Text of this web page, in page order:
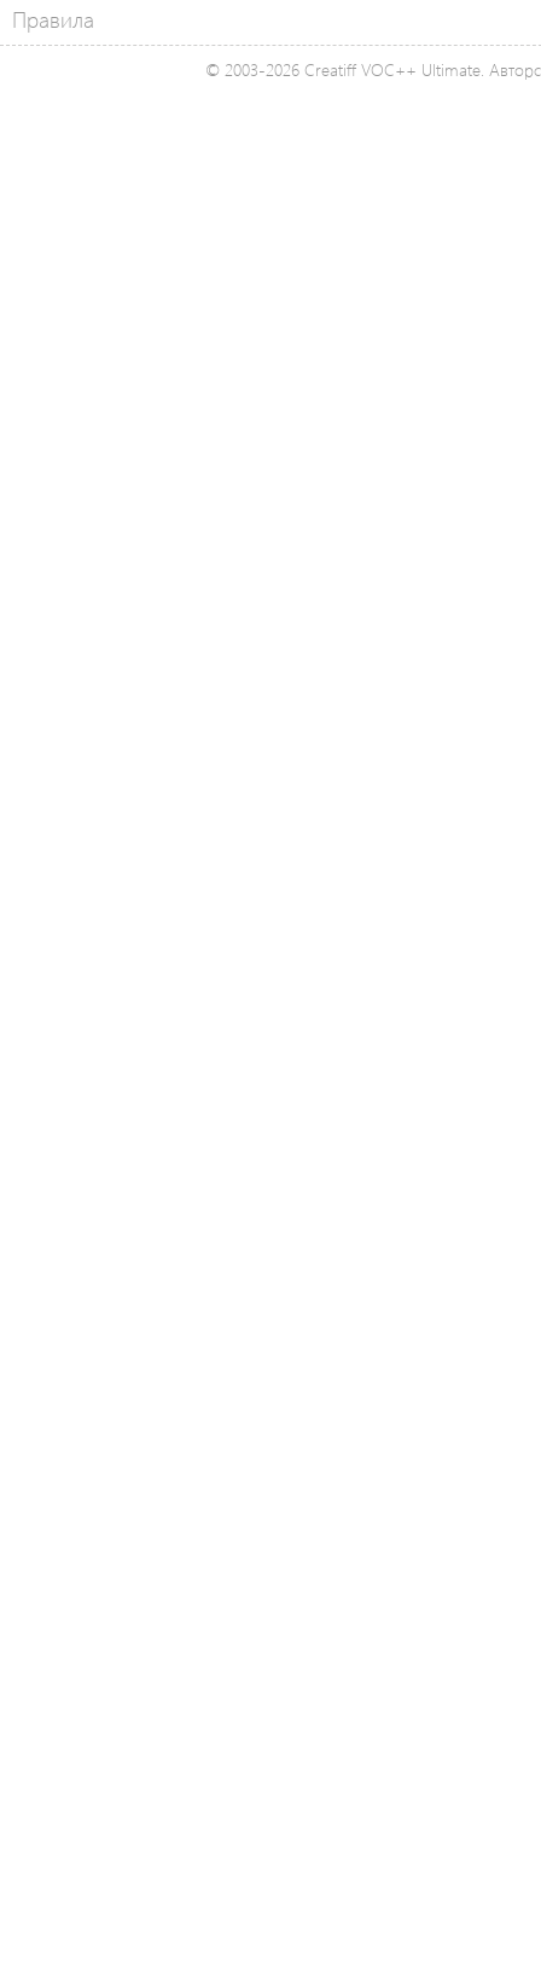
Правила
© 2003-2026 Creatiff VOC++ Ultimate.